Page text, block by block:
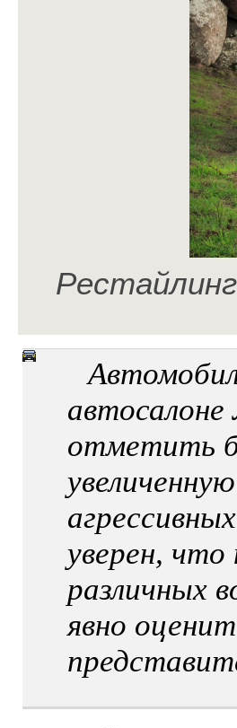
отметить
уверен, что
различных
явно